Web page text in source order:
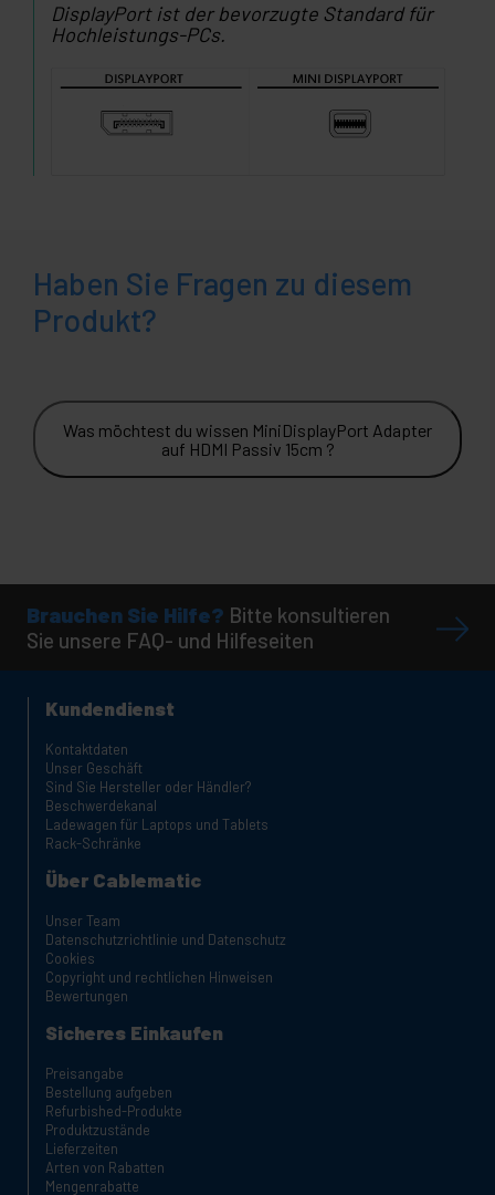
DisplayPort ist der bevorzugte Standard für
Hochleistungs-PCs.
Haben Sie Fragen zu diesem
Produkt?
Was möchtest du wissen MiniDisplayPort Adapter
auf HDMI Passiv 15cm ?
Brauchen Sie Hilfe? Bitte konsultieren
Sie unsere FAQ- und Hilfeseiten
Kundendienst
Kontaktdaten
Unser Geschäft
Sind Sie Hersteller oder Händler?
Beschwerdekanal
Ladewagen für Laptops und Tablets
Rack-Schränke
Über Cablematic
Unser Team
Datenschutzrichtlinie und Datenschutz
Cookies
Copyright und rechtlichen Hinweisen
Bewertungen
Sicheres Einkaufen
Preisangabe
Bestellung aufgeben
Refurbished-Produkte
Produktzustände
Lieferzeiten
Arten von Rabatten
Mengenrabatte